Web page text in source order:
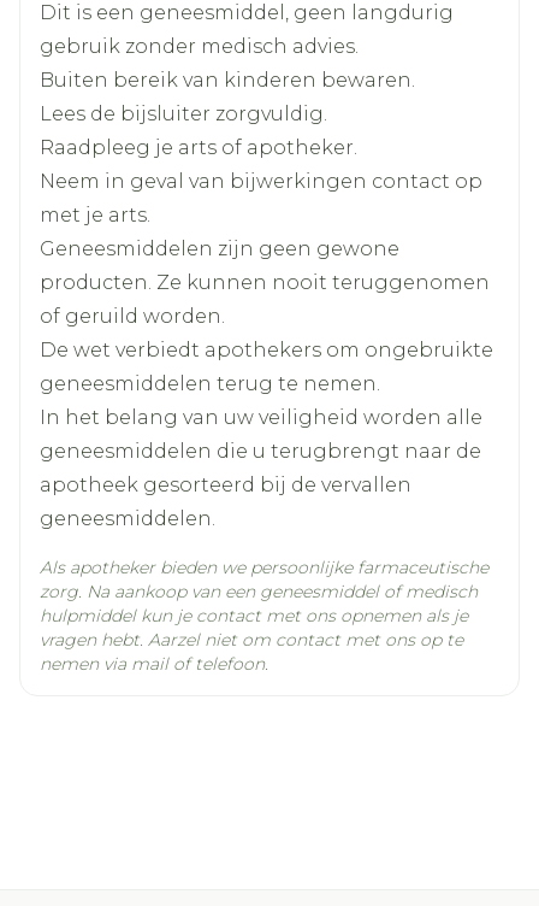
Breedte 48 mm
Lengte
Diepte 30 mm
Hoeveelheid
Verpakking
56
Actieve
Ingrediënten
Behoud
Kamertemperatuur (15°C -
25°C)
Dit is een geneesmiddel, geen langdurig
gebruik zonder medisch advies.
Buiten bereik van kinderen bewaren.
Lees de bijsluiter zorgvuldig.
Raadpleeg je arts of apotheker.
Neem in geval van bijwerkingen contact op
met je arts.
Geneesmiddelen zijn geen gewone
producten. Ze kunnen nooit teruggenomen
of geruild worden.
De wet verbiedt apothekers om ongebruikte
geneesmiddelen terug te nemen.
In het belang van uw veiligheid worden alle
geneesmiddelen die u terugbrengt naar de
apotheek gesorteerd bij de vervallen
geneesmiddelen.
Als apotheker bieden we persoonlijke farmaceutische
zorg. Na aankoop van een geneesmiddel of medisch
hulpmiddel kun je contact met ons opnemen als je
vragen hebt. Aarzel niet om contact met ons op te
nemen via mail of telefoon.